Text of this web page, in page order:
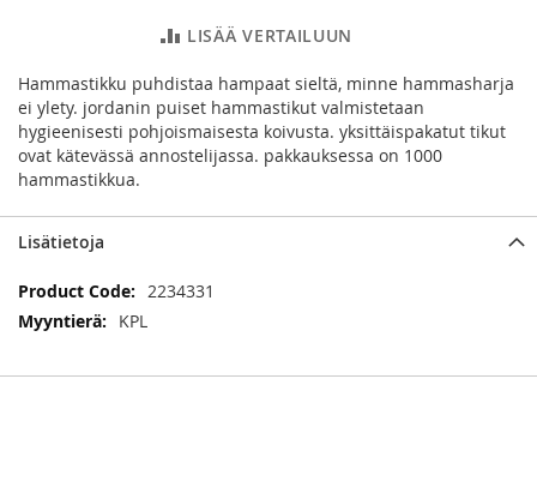
LISÄÄ VERTAILUUN
Hammastikku puhdistaa hampaat sieltä, minne hammasharja
ei ylety. jordanin puiset hammastikut valmistetaan
hygieenisesti pohjoismaisesta koivusta. yksittäispakatut tikut
ovat kätevässä annostelijassa. pakkauksessa on 1000
hammastikkua.
Lisätietoja
Lisätietoja
2234331
KPL